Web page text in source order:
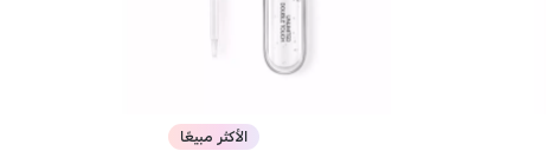
الأكثر مبيعًا